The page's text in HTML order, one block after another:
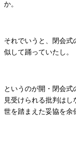
か。
それでいうと、閉会
似して踊っていたし。
というのが開・閉会
見受けられる批判はし
世を踏まえた妥協を余